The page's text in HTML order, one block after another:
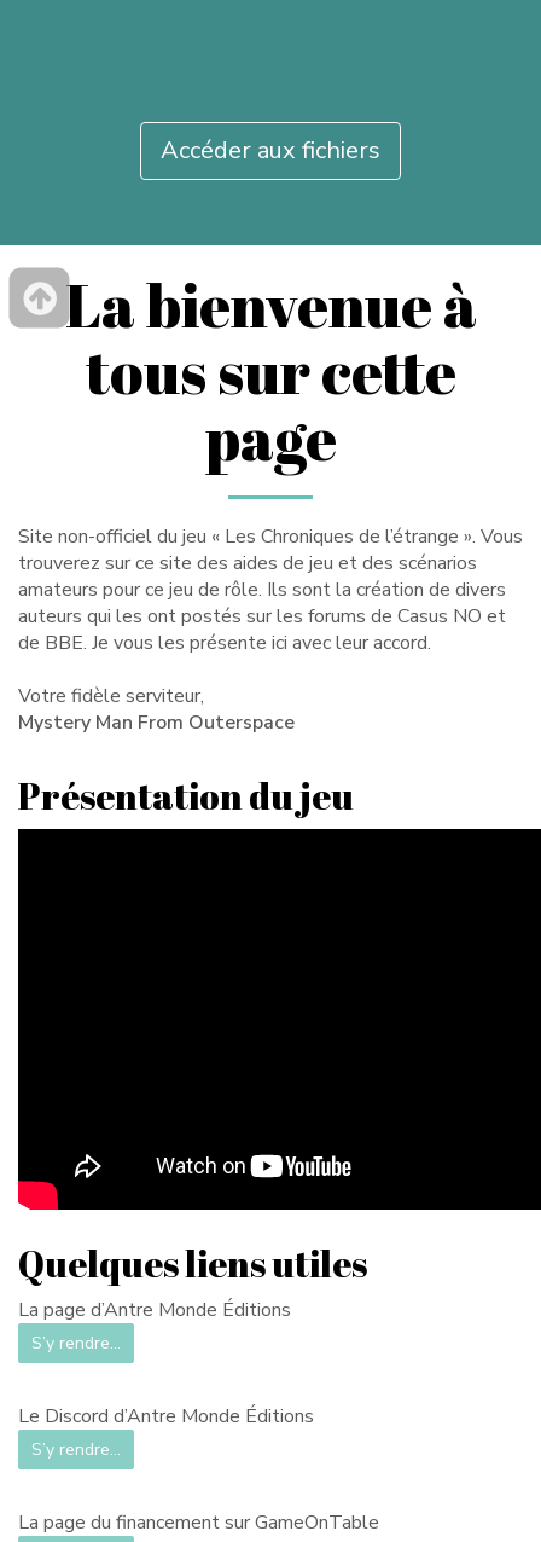
Accéder aux fichiers
La bienvenue à
tous sur cette
page
Site non-officiel du jeu « Les Chroniques de l’étrange ». Vous
trouverez sur ce site des aides de jeu et des scénarios
amateurs pour ce jeu de rôle. Ils sont la création de divers
auteurs qui les ont postés sur les forums de Casus NO et
de BBE. Je vous les présente ici avec leur accord.
Votre fidèle serviteur,
Mystery Man From Outerspace
Présentation du jeu
Quelques liens utiles
La page d’Antre Monde Éditions
S’y rendre…
Le Discord d’Antre Monde Éditions
S’y rendre…
La page du financement sur GameOnTable